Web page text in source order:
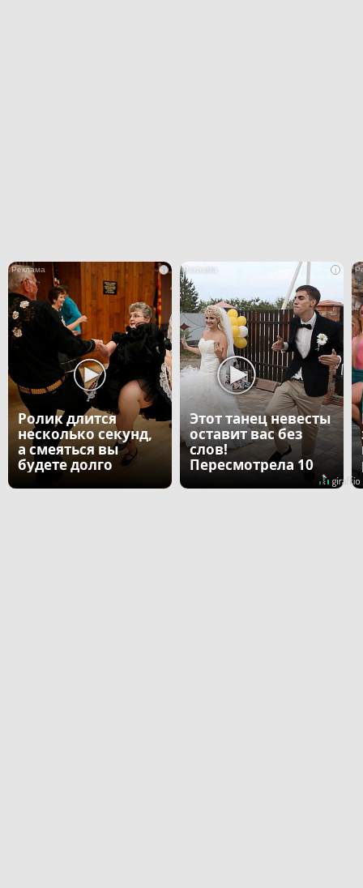
i
Ролик длится
несколько секунд,
а смеяться вы
будете долго
i
Этот танец невесты
оставит вас без
слов!
Пересмотрела 10